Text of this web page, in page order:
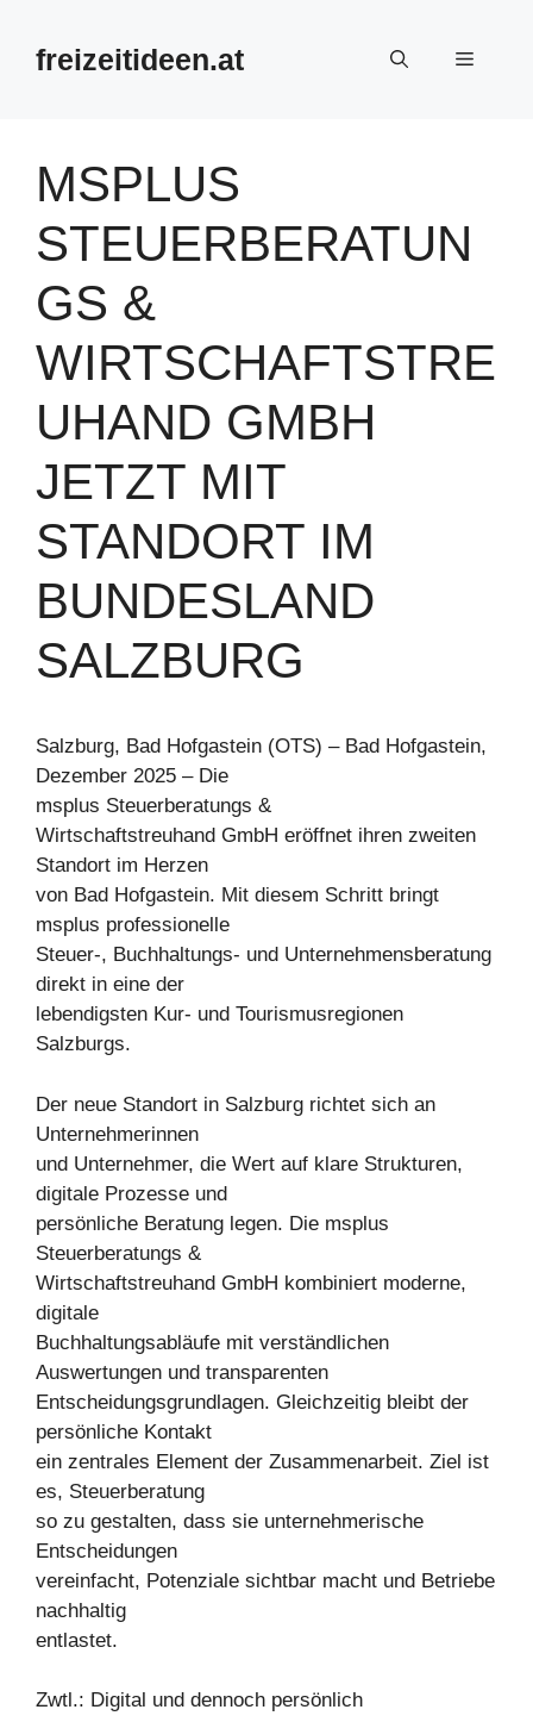
Inhalt
springenfreizeitideen.at Menü
MSPLUS
STEUERBERATUN
GS &
WIRTSCHAFTSTRE
UHAND GMBH
JETZT MIT
STANDORT IM
BUNDESLAND
SALZBURG
Salzburg, Bad Hofgastein (OTS) – Bad Hofgastein,
Dezember 2025 – Die
msplus Steuerberatungs &
Wirtschaftstreuhand GmbH eröffnet ihren zweiten
Standort im Herzen
von Bad Hofgastein. Mit diesem Schritt bringt
msplus professionelle
Steuer-, Buchhaltungs- und Unternehmensberatung
direkt in eine der
lebendigsten Kur- und Tourismusregionen
Salzburgs.
Der neue Standort in Salzburg richtet sich an
Unternehmerinnen
und Unternehmer, die Wert auf klare Strukturen,
digitale Prozesse und
persönliche Beratung legen. Die msplus
Steuerberatungs &
Wirtschaftstreuhand GmbH kombiniert moderne,
digitale
Buchhaltungsabläufe mit verständlichen
Auswertungen und transparenten
Entscheidungsgrundlagen. Gleichzeitig bleibt der
persönliche Kontakt
ein zentrales Element der Zusammenarbeit. Ziel ist
es, Steuerberatung
so zu gestalten, dass sie unternehmerische
Entscheidungen
vereinfacht, Potenziale sichtbar macht und Betriebe
nachhaltig
entlastet.
Zwtl.: Digital und dennoch persönlich